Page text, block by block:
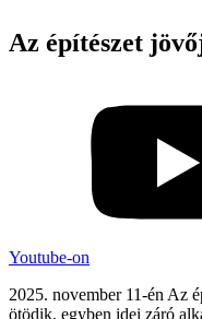
Az építészet
Youtube-on
2025. november 11-én Az
ötödik, egyben idei záró